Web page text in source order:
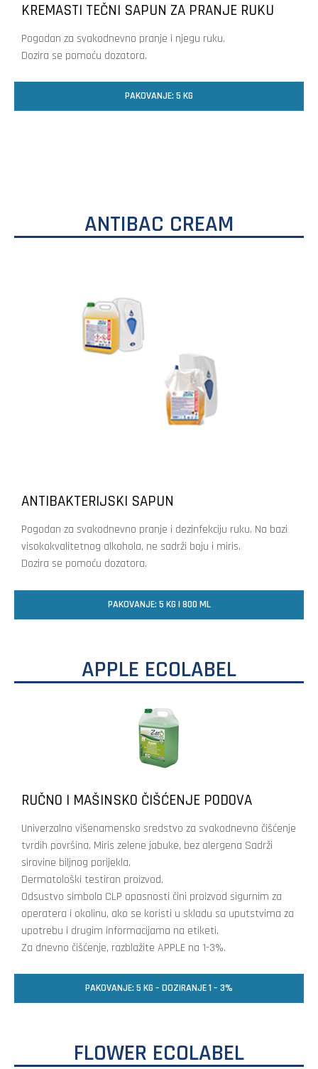
KREMASTI TEČNI SAPUN ZA PRANJE RUKU
Pogodan za svakodnevno pranje i njegu ruku.
Dozira se pomoću dozatora.
PAKOVANJE: 5 KG
ANTIBAC CREAM
ANTIBAKTERIJSKI SAPUN
Pogodan za svakodnevno pranje i dezinfekciju ruku. Na bazi
visokokvalitetnog alkohola, ne sadrži boju i miris.
Dozira se pomoću dozatora.
PAKOVANJE: 5 KG I 800 ML
APPLE ECOLABEL
RUČNO I MAŠINSKO ČIŠĆENJE PODOVA
Univerzalno višenamensko sredstvo za svakodnevno čišćenje
tvrdih površina. Miris zelene jabuke, bez alergena Sadrži
sirovine biljnog porijekla.
Dermatološki testiran proizvod.
Odsustvo simbola CLP opasnosti čini proizvod sigurnim za
operatera i okolinu, ako se koristi u skladu sa uputstvima za
upotrebu i drugim informacijama na etiketi.
Za dnevno čišćenje, razblažite APPLE na 1-3%.
PAKOVANJE: 5 KG – DOZIRANJE 1 – 3%
FLOWER ECOLABEL